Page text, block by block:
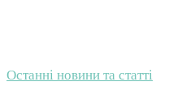
Останні новини та статті